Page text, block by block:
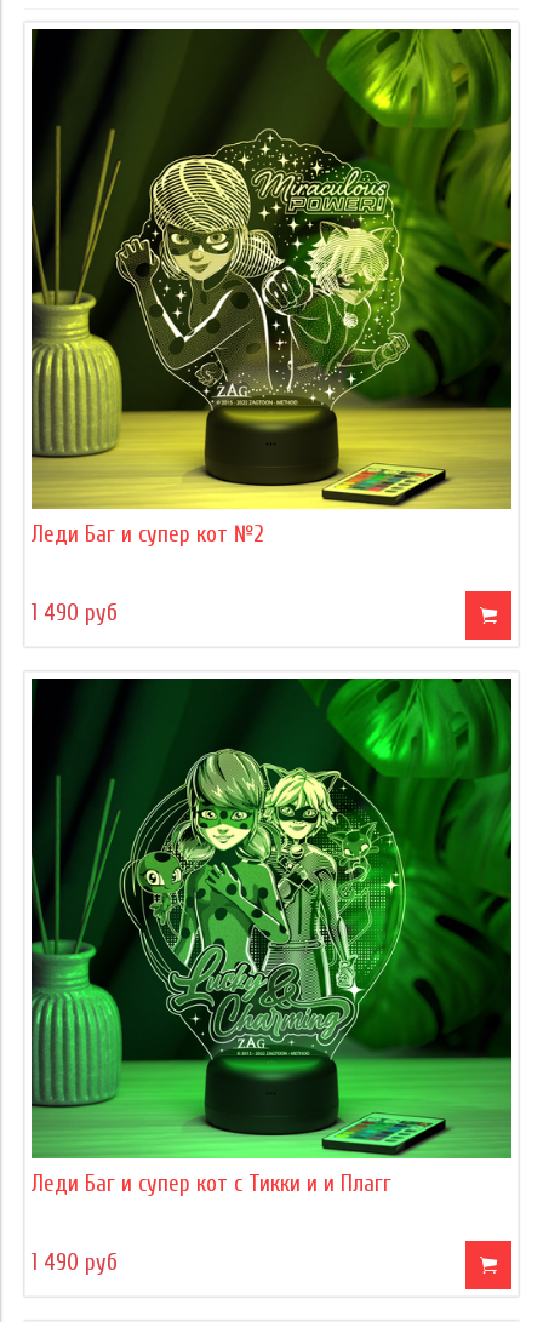
Леди Баг и супер кот №2
1 490 руб
Леди Баг и супер кот с Тикки и и Плагг
1 490 руб